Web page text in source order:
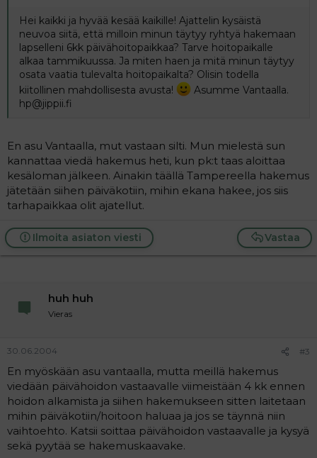
Hei kaikki ja hyvää kesää kaikille! Ajattelin kysäistä
neuvoa siitä, että milloin minun täytyy ryhtyä hakemaan
lapselleni 6kk päivähoitopaikkaa? Tarve hoitopaikalle
alkaa tammikuussa. Ja miten haen ja mitä minun täytyy
osata vaatia tulevalta hoitopaikalta? Olisin todella
kiitollinen mahdollisesta avusta!
Asumme Vantaalla.
hp@jippii.fi
En asu Vantaalla, mut vastaan silti. Mun mielestä sun
kannattaa viedä hakemus heti, kun pk:t taas aloittaa
kesäloman jälkeen. Ainakin täällä Tampereella hakemus
jätetään siihen päiväkotiin, mihin ekana hakee, jos siis
tarhapaikkaa olit ajatellut.
Vastaa
Ilmoita asiaton viesti
huh huh
Vieras
30.06.2004 #3
En myöskään asu vantaalla, mutta meillä hakemus
viedään päivähoidon vastaavalle viimeistään 4 kk ennen
hoidon alkamista ja siihen hakemukseen sitten laitetaan
mihin päiväkotiin/hoitoon haluaa ja jos se täynnä niin
vaihtoehto. Katsii soittaa päivähoidon vastaavalle ja kysyä
sekä pyytää se hakemuskaavake.